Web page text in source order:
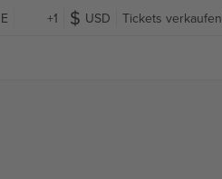
+1 USD Tickets verkaufen